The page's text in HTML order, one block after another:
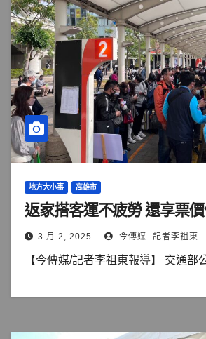
地方大小事 高雄市
返家搭客運不疲勞 還享票
3 月 2, 2025 今傳媒- 記者李祖東
【今傳媒/記者李祖東報導】 交通部